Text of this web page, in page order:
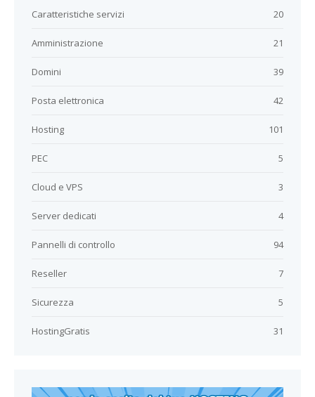
20
Caratteristiche servizi
21
Amministrazione
39
Domini
42
Posta elettronica
101
Hosting
5
PEC
3
Cloud e VPS
4
Server dedicati
94
Pannelli di controllo
7
Reseller
5
Sicurezza
31
HostingGratis